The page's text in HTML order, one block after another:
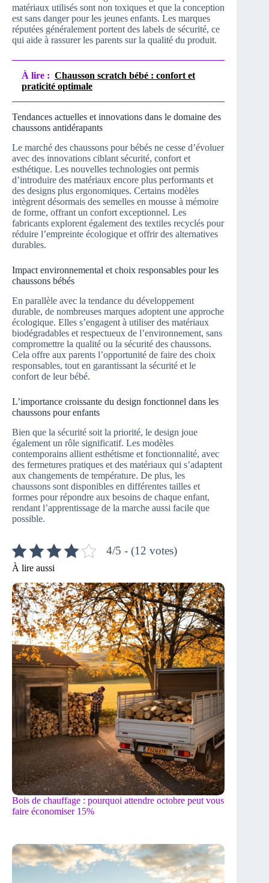
matériaux utilisés sont non toxiques et que la conception
est sans danger pour les jeunes enfants. Les marques
réputées généralement portent des labels de sécurité, ce
qui aide à rassurer les parents sur la qualité du produit.
À lire : Chausson scratch bébé : confort et
praticité optimale
Tendances actuelles et innovations dans le domaine des
chaussons antidérapants
Le marché des chaussons pour bébés ne cesse d’évoluer
avec des innovations ciblant sécurité, confort et
esthétique. Les nouvelles technologies ont permis
d’introduire des matériaux encore plus performants et
des designs plus ergonomiques. Certains modèles
intègrent désormais des semelles en mousse à mémoire
de forme, offrant un confort exceptionnel. Les
fabricants explorent également des textiles recyclés pour
réduire l’empreinte écologique et offrir des alternatives
durables.
Impact environnemental et choix responsables pour les
chaussons bébés
En parallèle avec la tendance du développement
durable, de nombreuses marques adoptent une approche
écologique. Elles s’engagent à utiliser des matériaux
biodégradables et respectueux de l’environnement, sans
compromettre la qualité ou la sécurité des chaussons.
Cela offre aux parents l’opportunité de faire des choix
responsables, tout en garantissant la sécurité et le
confort de leur bébé.
L’importance croissante du design fonctionnel dans les
chaussons pour enfants
Bien que la sécurité soit la priorité, le design joue
également un rôle significatif. Les modèles
contemporains allient esthétisme et fonctionnalité, avec
des fermetures pratiques et des matériaux qui s’adaptent
aux changements de température. De plus, les
chaussons sont disponibles en différentes tailles et
formes pour répondre aux besoins de chaque enfant,
rendant l’apprentissage de la marche aussi facile que
possible.
4/5 - (12 votes)
À lire aussi
Bois de chauffage : pourquoi attendre octobre peut vous
faire économiser 15%